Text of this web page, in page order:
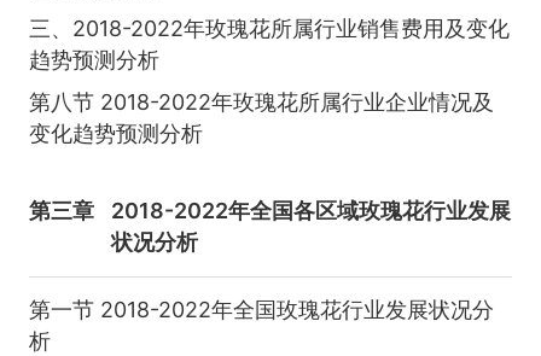
三、2018-2022年玫瑰花所属行业销售费用及变化
趋势预测分析
第八节 2018-2022年玫瑰花所属行业企业情况及
变化趋势预测分析
第三章
2018-2022年全国各区域玫瑰花行业发展
状况分析
第一节 2018-2022年全国玫瑰花行业发展状况分
析